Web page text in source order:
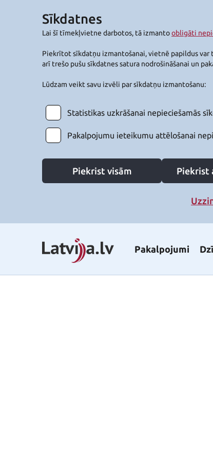
Sīkdatnes
Lai šī tīmekļvietne darbotos, tā izmantoobligāti
Piekrītot sīkdatņu izmantošanai, vietnē papildus
arī trešo pušu sīkdatnes satura nodrošināšanai un
Lūdzam veikt savu izvēli par sīkdatņu izmantošanu:
Statistikas uzkrāšanai nepieciešamās
Pakalpojumu ieteikumu attēlošanai
Piekrist visām Piekrist
Pakalpojumi